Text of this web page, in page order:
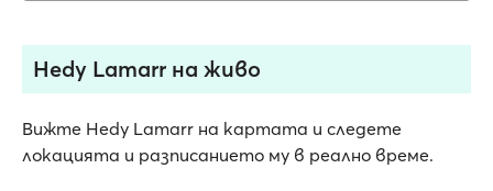
Hedy Lamarr на живо
Вижте Hedy Lamarr на картата и следете
локацията и разписанието му в реално време.